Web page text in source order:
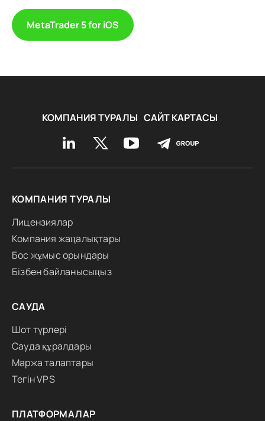
MetaTrader 5 for iOS
КОМПАНИЯ ТУРАЛЫ САЙТ КАРТАСЫ
КОМПАНИЯ ТУРАЛЫ
Лицензиялар
Компания жаңалықтары
Бос жұмыс орындары
Бізбен байланысыңыз
САУДА
Шот түрлері
Сауда құралдары
Маржа талаптары
Тегін VPS
ПЛАТФОРМАЛАР